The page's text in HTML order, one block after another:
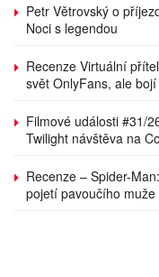
Petr Větrovský o
Noci s legendou
Recenze Virtuální
svět OnlyFans, ale
Filmové události #31/
Twilight návštěva na
Recenze – Spider-
pojetí pavoučího muže